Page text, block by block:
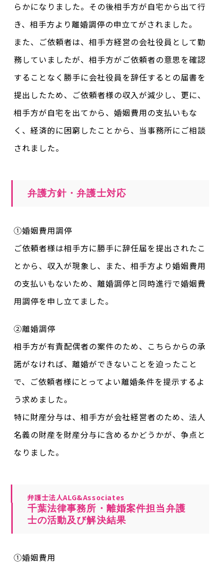
らかになりました。その後相手方が自宅から出て行
き、相手方より離婚調停の申立てがされました。
また、ご依頼者は、相手方経営の会社役員として勤
務していましたが、相手方がご依頼者の意思を確認
することなく勝手に会社役員を辞任するとの届書を
提出したため、ご依頼者様の収入が減少し、更に、
相手方が自宅を出てから、婚姻費用の支払いもな
く、経済的に困窮したことから、当事務所にご相談
されました。
弁護方針・弁護士対応
①婚姻費用調停
ご依頼者様は相手方に勝手に辞任届を提出されたこ
とから、収入が現象し、また、相手方より婚姻費用
の支払いもないため、離婚調停と同時進行で婚姻費
用調停を申し立てました。
②離婚調停
相手方が有責配偶者の案件のため、こちらからの承
諾がなければ、離婚ができないことを迫ったこと
で、ご依頼者様にとってよい離婚条件を提示するよ
う求めました。
特に財産分与は、相手方が会社経営者のため、法人
名義の財産を財産分与に含めるかどうかが、争点と
なりました。
弁護士法人ALG&Associates
千葉法律事務所・離婚案件担当弁護
士の活動及び解決結果
①婚姻費用